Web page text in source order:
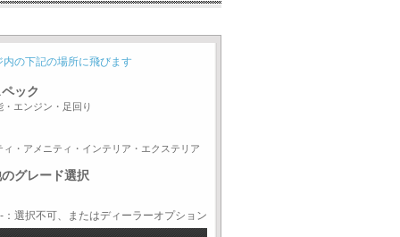
内の下記の場所に飛びます
ック
・エンジン・足回り
ィ・アメニティ・インテリア・エクステリア
グレード選択
択不可、またはディーラーオプション